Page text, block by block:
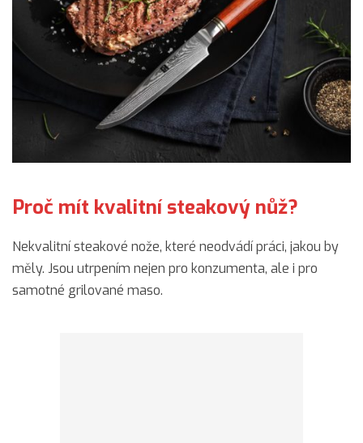
Proč mít kvalitní steakový nůž?
Nekvalitní steakové nože, které neodvádí práci, jakou by
měly. Jsou utrpením nejen pro konzumenta, ale i pro
samotné grilované maso.